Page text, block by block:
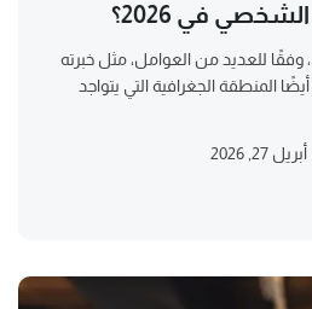
في 2026؟
للعديد من العوامل، مثل خبرته
المنطقة الجغرافية التي يتواجد
أبريل 27, 2026